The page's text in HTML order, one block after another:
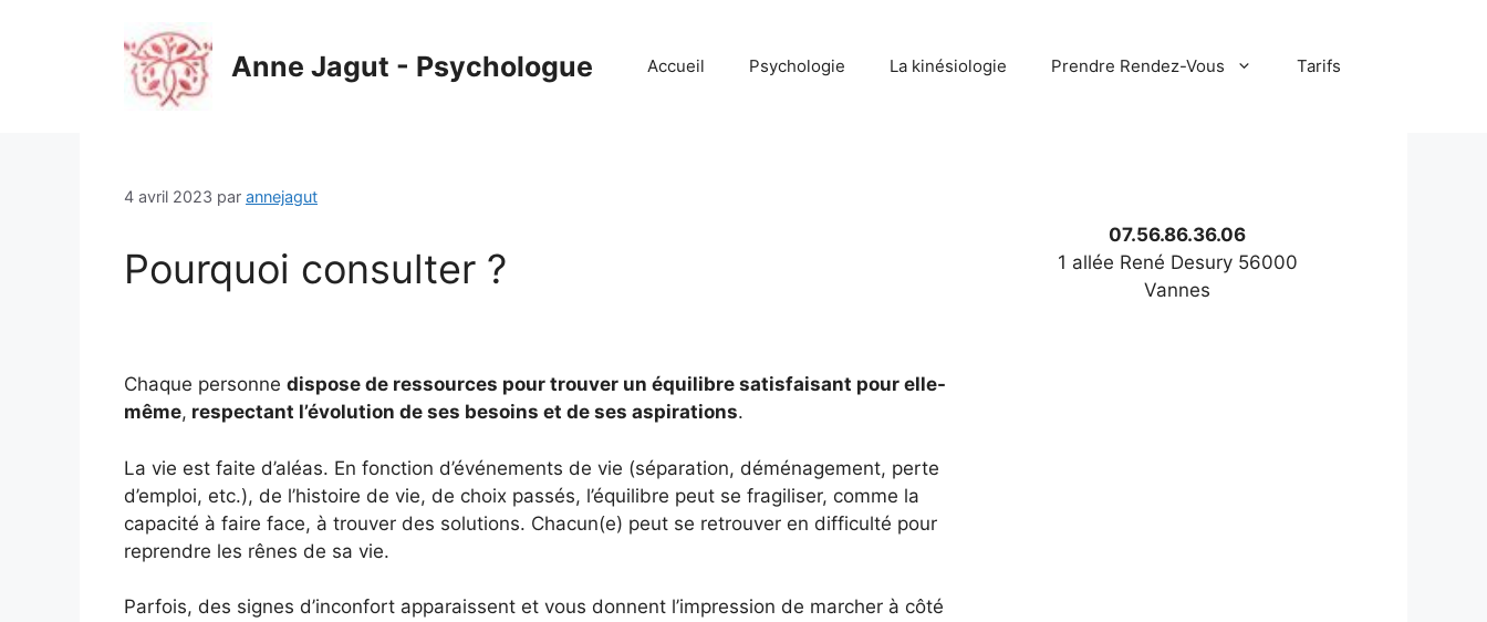
Anne Jagut - Psychologue Accueil Psychologie La kinésiologie Prendre Rendez-Vous Tarifs
4 avril 2023 par annejagut
Pourquoi consulter ?
Chaque personne dispose de ressources pour trouver un équilibre satisfaisant pour elle-
même, respectant l’évolution de ses besoins et de ses aspirations.
La vie est faite d’aléas. En fonction d’événements de vie (séparation, déménagement, perte
d’emploi, etc.), de l’histoire de vie, de choix passés, l’équilibre peut se fragiliser, comme la
capacité à faire face, à trouver des solutions. Chacun(e) peut se retrouver en difficulté pour
reprendre les rênes de sa vie.
Parfois, des signes d’inconfort apparaissent et vous donnent l’impression de marcher à côté
07.56.86.36.06
1 allée René Desury 56000
Vannes